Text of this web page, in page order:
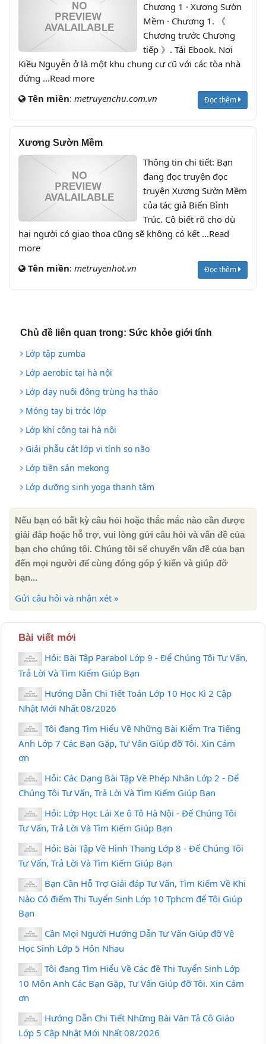
Chương 1 · Xương Sườn
Mềm · Chương 1. 《
Chương trước Chương
tiếp 》. Tải Ebook. Nơi
Kiều Nguyễn ở là một khu chung cư cũ với các tòa nhà
đứng ...Read more
Tên miền: metruyenchu.com.vn Đọc thêm
Xương Sườn Mềm
Thông tin chi tiết: Bạn
đang đọc truyện đọc
truyện Xương Sườn Mềm
của tác giả Biển Bình
Trúc. Cô biết rõ cho dù
hai người có giao thoa cũng sẽ không có kết ...Read
more
Tên miền: metruyenhot.vn Đọc thêm
Chủ đề liên quan trong: Sức khỏe giới tính
Lớp tập zumba
Lớp aerobic tại hà nội
Lớp dạy nuôi đông trùng hạ thảo
Móng tay bị tróc lớp
Lớp khí công tại hà nội
Giải phẫu cắt lớp vi tính sọ não
Lớp tiền sản mekong
Lớp dưỡng sinh yoga thanh tâm
Nếu bạn có bất kỳ câu hỏi hoặc thắc mắc nào cần được
giải đáp hoặc hỗ trợ, vui lòng gửi câu hỏi và vấn đề của
bạn cho chúng tôi. Chúng tôi sẽ chuyển vấn đề của bạn
đến mọi người để cùng đóng góp ý kiến ​​và giúp đỡ
bạn...
Gửi câu hỏi và nhận xét »
Bài viết mới
Hỏi: Bài Tập Parabol Lớp 9 - Để Chúng Tôi Tư Vấn,
Trả Lời Và Tìm Kiếm Giúp Bạn
Hướng Dẫn Chi Tiết Toán Lớp 10 Học Kì 2 Cập
Nhật Mới Nhất 08/2026
Tôi đang Tìm Hiểu Về Những Bài Kiểm Tra Tiếng
Anh Lớp 7 Các Bạn Gặp, Tư Vấn Giúp đỡ Tôi. Xin Cảm
ơn
Hỏi: Các Dạng Bài Tập Về Phép Nhân Lớp 2 - Để
Chúng Tôi Tư Vấn, Trả Lời Và Tìm Kiếm Giúp Bạn
Hỏi: Lớp Học Lái Xe ô Tô Hà Nội - Để Chúng Tôi
Tư Vấn, Trả Lời Và Tìm Kiếm Giúp Bạn
Hỏi: Bài Tập Về Hình Thang Lớp 8 - Để Chúng Tôi
Tư Vấn, Trả Lời Và Tìm Kiếm Giúp Bạn
Bạn Cần Hỗ Trợ Giải đáp Tư Vấn, Tìm Kiếm Về Khi
Nào Có điểm Thi Tuyển Sinh Lớp 10 Tphcm để Tôi Giúp
Bạn
Cần Mọi Người Hướng Dẫn Tư Vấn Giúp đỡ Về
Học Sinh Lớp 5 Hôn Nhau
Tôi đang Tìm Hiểu Về Các đề Thi Tuyển Sinh Lớp
10 Môn Anh Các Bạn Gặp, Tư Vấn Giúp đỡ Tôi. Xin Cảm
ơn
Hướng Dẫn Chi Tiết Những Bài Văn Tả Cô Giáo
Lớp 5 Cập Nhật Mới Nhất 08/2026